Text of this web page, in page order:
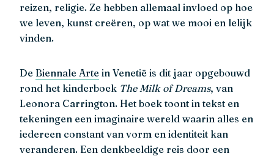
reizen, religie. Ze hebben allemaal invloed op hoe
we leven, kunst creëren, op wat we mooi en lelijk
vinden.
De Biennale Arte in Venetië is dit jaar opgebouwd
rond het kinderboek The Milk of Dreams, van
Leonora Carrington. Het boek toont in tekst en
tekeningen een imaginaire wereld waarin alles en
iedereen constant van vorm en identiteit kan
veranderen. Een denkbeeldige reis door een